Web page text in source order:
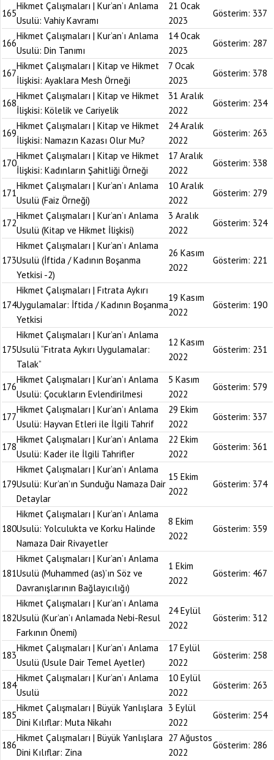
165
Hikmet Çalışmaları | Kur’an’ı Anlama
Usulü: Vahiy Kavramı
21 Ocak
2023
Gösterim: 337
166
Hikmet Çalışmaları | Kur’an’ı Anlama
Usulü: Din Tanımı
14 Ocak
2023
Gösterim: 287
167
Hikmet Çalışmaları | Kitap ve Hikmet
İlişkisi: Ayaklara Mesh Örneği
7 Ocak
2023
Gösterim: 378
168
Hikmet Çalışmaları | Kitap ve Hikmet
İlişkisi: Kölelik ve Cariyelik
31 Aralık
2022
Gösterim: 234
169
Hikmet Çalışmaları | Kitap ve Hikmet
İlişkisi: Namazın Kazası Olur Mu?
24 Aralık
2022
Gösterim: 263
170
Hikmet Çalışmaları | Kitap ve Hikmet
İlişkisi: Kadınların Şahitliği Örneği
17 Aralık
2022
Gösterim: 338
171
Hikmet Çalışmaları | Kur’an’ı Anlama
Usulü (Faiz Örneği)
10 Aralık
2022
Gösterim: 279
172
Hikmet Çalışmaları | Kur’an’ı Anlama
Usulü (Kitap ve Hikmet İlişkisi)
3 Aralık
2022
Gösterim: 324
173
Hikmet Çalışmaları | Kur’an’ı Anlama
Usulü (İftida / Kadının Boşanma
Yetkisi -2)
26 Kasım
2022
Gösterim: 221
174
Hikmet Çalışmaları | Fıtrata Aykırı
Uygulamalar: İftida / Kadının Boşanma
Yetkisi
19 Kasım
2022
Gösterim: 190
175
Hikmet Çalışmaları | Kur’an’ı Anlama
Usulü “Fıtrata Aykırı Uygulamalar:
Talak”
12 Kasım
2022
Gösterim: 231
176
Hikmet Çalışmaları | Kur’an’ı Anlama
Usulü: Çocukların Evlendirilmesi
5 Kasım
2022
Gösterim: 579
177
Hikmet Çalışmaları | Kur’an’ı Anlama
Usulü: Hayvan Etleri ile İlgili Tahrif
29 Ekim
2022
Gösterim: 337
178
Hikmet Çalışmaları | Kur’an’ı Anlama
Usulü: Kader ile İlgili Tahrifler
22 Ekim
2022
Gösterim: 361
179
Hikmet Çalışmaları | Kur’an’ı Anlama
Usulü: Kur’an’ın Sunduğu Namaza Dair
Detaylar
15 Ekim
2022
Gösterim: 374
180
Hikmet Çalışmaları | Kur’an’ı Anlama
Usulü: Yolculukta ve Korku Halinde
Namaza Dair Rivayetler
8 Ekim
2022
Gösterim: 359
181
Hikmet Çalışmaları | Kur’an’ı Anlama
Usulü (Muhammed (as)’ın Söz ve
Davranışlarının Bağlayıcılığı)
1 Ekim
2022
Gösterim: 467
182
Hikmet Çalışmaları | Kur’an’ı Anlama
Usulü (Kur’an’ı Anlamada Nebi-Resul
Farkının Önemi)
24 Eylül
2022
Gösterim: 312
183
Hikmet Çalışmaları | Kur’an’ı Anlama
Usulü (Usule Dair Temel Ayetler)
17 Eylül
2022
Gösterim: 258
184
Hikmet Çalışmaları | Kur’an’ı Anlama
Usulü
10 Eylül
2022
Gösterim: 263
185
Hikmet Çalışmaları | Büyük Yanlışlara
Dini Kılıflar: Muta Nikahı
3 Eylül
2022
Gösterim: 254
186
Hikmet Çalışmaları | Büyük Yanlışlara
Dini Kılıflar: Zina
27 Ağustos
2022
Gösterim: 286